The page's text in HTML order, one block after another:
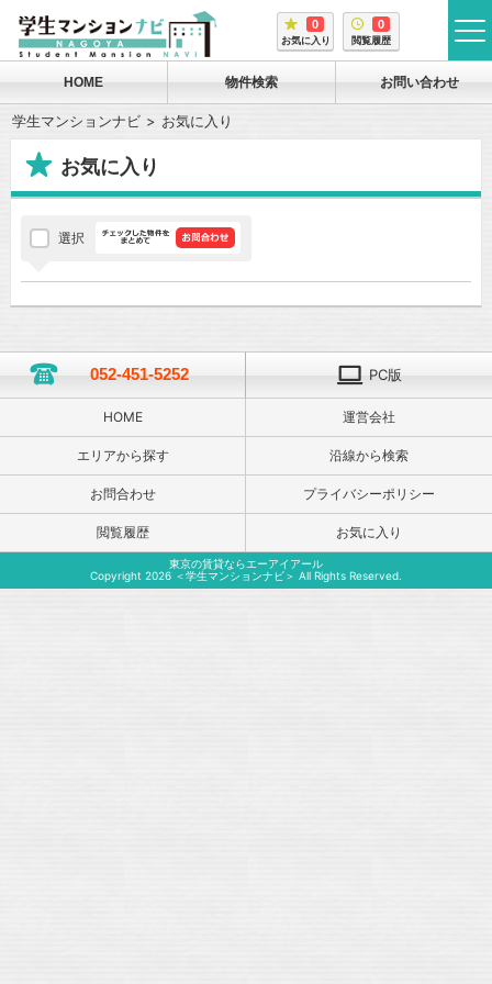
0
お気に入り
0
閲覧履歴
HOME 物件検索 お問い合わせ
学生マンションナビ お気に入り
お気に入り
選択
052-451-5252 PC版
HOME 運営会社
エリアから探す 沿線から検索
お問合わせ プライバシーポリシー
閲覧履歴 お気に入り
東京の賃貸ならエーアイアール
Copyright 2026 ＜学生マンションナビ＞ All Rights Reserved.